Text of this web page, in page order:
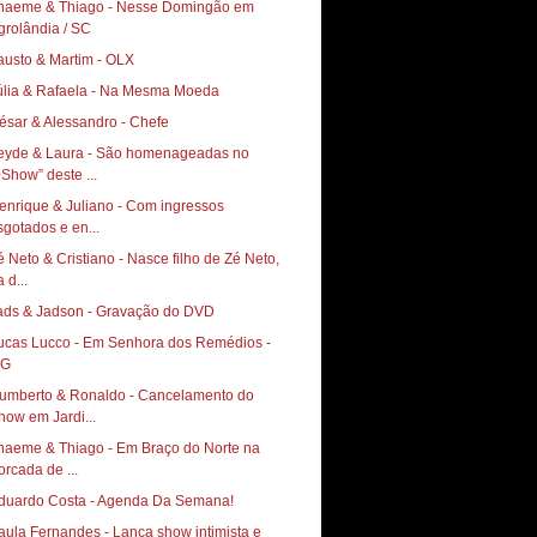
& Thiago - Nesse Domingão em
/ SC
& Martim - OLX
& Rafaela - Na Mesma Moeda
& Alessandro - Chefe
& Laura - São homenageadas no
deste ...
& Juliano - Com ingressos
e en...
Neto & Cristiano - Nasce filho de Zé Neto,
d...
& Jadson - Gravação do DVD
Lucco - Em Senhora dos Remédios -
& Ronaldo - Cancelamento do
em Jardi...
& Thiago - Em Braço do Norte na
de ...
Costa - Agenda Da Semana!
Fernandes - Lança show intimista e